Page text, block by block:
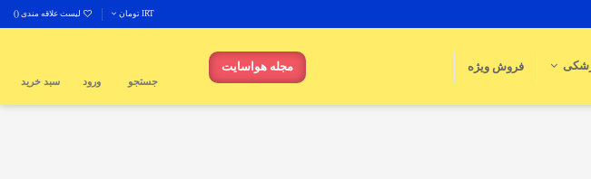
IRT تومان لیست علاقه مندی ()
مجله هواسایت فروش ویژه
جستجو ورود سبد خرید